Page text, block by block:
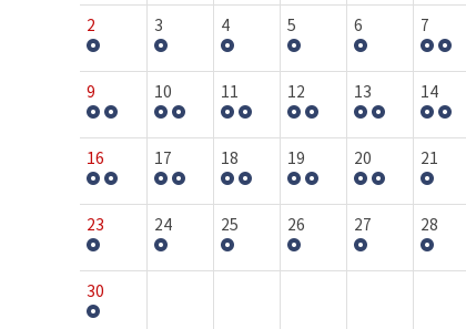
2 3 4 5 6 7
9 10 11 12 13 14
16 17 18 19 20 21
23 24 25 26 27 28
30